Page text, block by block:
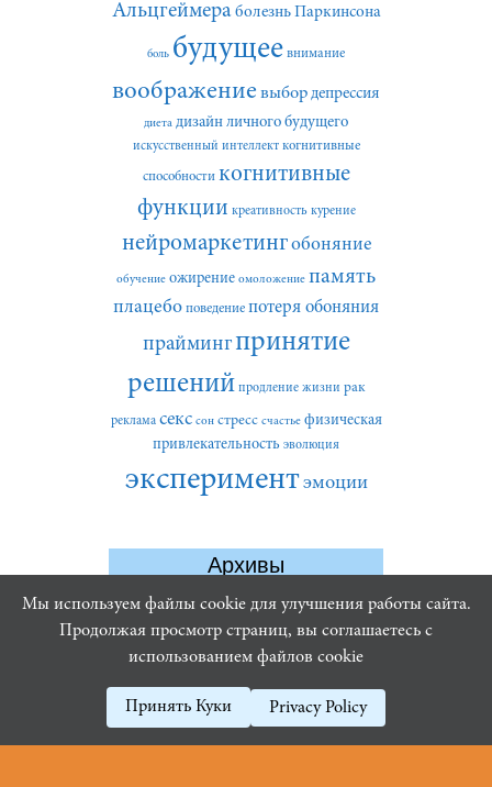
Альцгеймера болезнь Паркинсона
боль будущее внимание
воображение выбор депрессия
диета дизайн личного будущего
искусственный интеллект когнитивные
способности когнитивные
функции креативность курение
нейромаркетингобоняние
обучение ожирение омоложение память
плацебо поведение потеря обоняния
праймингпринятие
решений продление жизни рак
реклама секс сон стресс счастье физическая
привлекательность эволюция
экспериментэмоции
Архивы
Архивы
Мы используем файлы cookie для улучшения работы сайта.
Продолжая просмотр страниц, вы соглашаетесь с
использованием файлов cookie
Принять Куки Privacy Policy